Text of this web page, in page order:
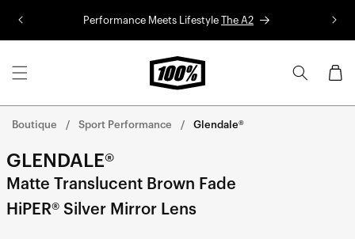
Performance Meets Lifestyle The A2
Panier
Boutique Sport Performance Glendale®
GLENDALE®
Matte Translucent Brown Fade
HiPER® Silver Mirror Lens